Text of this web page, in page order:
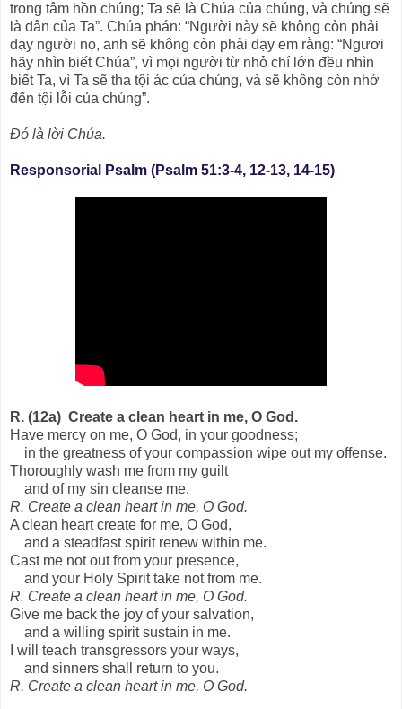
trong tâm hồn chúng; Ta sẽ là Chúa của chúng, và chúng sẽ
là dân của Ta”. Chúa phán: “Người này sẽ không còn phải
dạy người nọ, anh sẽ không còn phải dạy em rằng: “Ngươi
hãy nhìn biết Chúa”, vì mọi người từ nhỏ chí lớn đều nhìn
biết Ta, vì Ta sẽ tha tội ác của chúng, và sẽ không còn nhớ
đến tội lỗi của chúng”.
Ðó là lời Chúa.
Responsorial Psalm (Psalm 51:3-4, 12-13, 14-15)
R. (12a) Create a clean heart in me, O God.
Have mercy on me, O God, in your goodness;
in the greatness of your compassion wipe out my offense.
Thoroughly wash me from my guilt
and of my sin cleanse me.
R. Create a clean heart in me, O God.
A clean heart create for me, O God,
and a steadfast spirit renew within me.
Cast me not out from your presence,
and your Holy Spirit take not from me.
R. Create a clean heart in me, O God.
Give me back the joy of your salvation,
and a willing spirit sustain in me.
I will teach transgressors your ways,
and sinners shall return to you.
R. Create a clean heart in me, O God.